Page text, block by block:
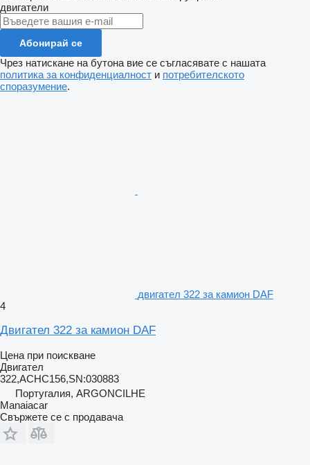
двигатели
Абонирай се
Чрез натискане на бутона вие се съгласявате с нашата
политика за конфиденциалност и потребителското
споразумение.
двигател 322 за камион DAF
4
Двигател 322 за камион DAF
Цена при поискване
Двигател
322,ACHC156,SN:030883
Португалия, ARGONCILHE
Manaiacar
Свържете се с продавача